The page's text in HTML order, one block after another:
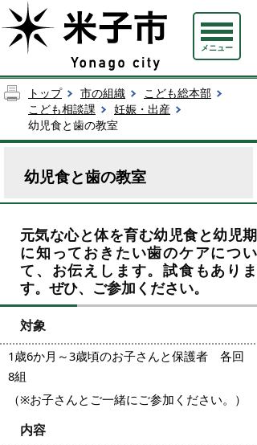
メニュー
トップ 市の組織
こども総本部
こども相談課
妊娠・出産
幼児食と歯の教室
幼児食と歯の教室
元気な心と体を育む幼児食と幼児期
に知っておきたい歯のケアについ
て、お伝えします。試食もありま
す。ぜひ、ご参加ください。
対象
1歳6か月～3歳頃のお子さんと保護者 各回
8組
（※お子さんとご一緒にご参加ください。）
内容